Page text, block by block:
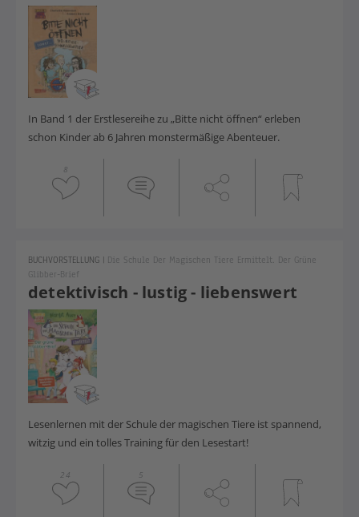
In Band 1 der Erstlesereihe zu „Bitte nicht öffnen“ erleben
schon Kinder ab 6 Jahren monstermäßige Abenteuer.
8
detektivisch - lustig - liebenswert
BUCHVORSTELLUNG | Die Schule Der Magischen Tiere Ermittelt. Der Grüne
Glibber-Brief
Lesenlernen mit der Schule der magischen Tiere ist spannend,
witzig und ein tolles Training für den Lesestart!
24 5